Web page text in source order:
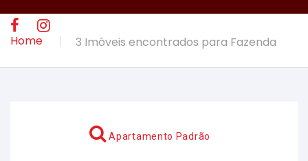
Home 3 Imóveis encontrados para Fazenda
Apartamento Padrão